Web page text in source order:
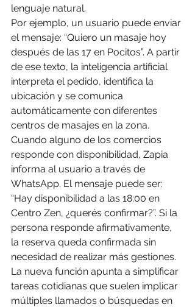
lenguaje natural.
Por ejemplo, un usuario puede enviar
el mensaje: “Quiero un masaje hoy
después de las 17 en Pocitos”. A partir
de ese texto, la inteligencia artificial
interpreta el pedido, identifica la
ubicación y se comunica
automáticamente con diferentes
centros de masajes en la zona.
Cuando alguno de los comercios
responde con disponibilidad, Zapia
informa al usuario a través de
WhatsApp. El mensaje puede ser:
“Hay disponibilidad a las 18:00 en
Centro Zen, ¿querés confirmar?”. Si la
persona responde afirmativamente,
la reserva queda confirmada sin
necesidad de realizar más gestiones.
La nueva función apunta a simplificar
tareas cotidianas que suelen implicar
múltiples llamados o búsquedas en